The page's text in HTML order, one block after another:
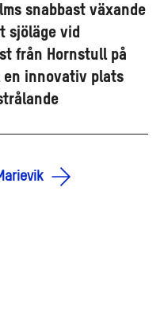
snabbast växande
sjöläge vid
från Hornstull på
en innovativ plats